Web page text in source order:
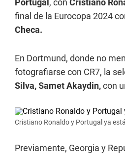
Portugal , con Cristiano
final de la Eurocopa 2024
Checa.
En Dortmund, donde no
fotografiarse con CR7, la
Silva, Samet Akaydin,con
Cristiano Ronaldo y Portugal ya
Previamente, Georgia y